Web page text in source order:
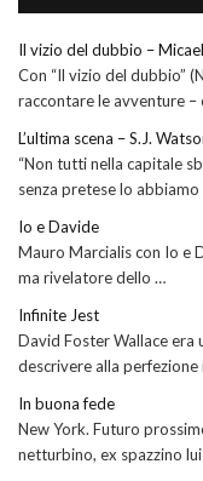
Il vizio del dubbio –
Con “Il vizio del dubbio”
raccontare le avventure –
L’ultima scena – S.J.
“Non tutti nella capitale
senza pretese lo
Io e Davide
Mauro Marcialis con Io e
ma rivelatore dello …
Infinite Jest
David Foster Wallace
descrivere alla
In buona fede
New York. Futuro
netturbino, ex spazzino